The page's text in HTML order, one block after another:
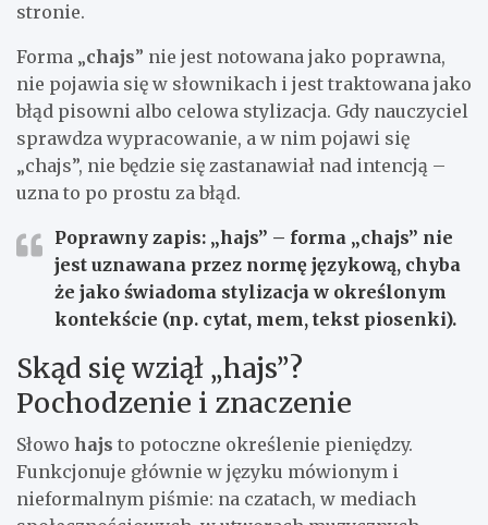
stronie.
Forma „chajs” nie jest notowana jako poprawna,
nie pojawia się w słownikach i jest traktowana jako
błąd pisowni albo celowa stylizacja. Gdy nauczyciel
sprawdza wypracowanie, a w nim pojawi się
„chajs”, nie będzie się zastanawiał nad intencją –
uzna to po prostu za błąd.
Poprawny zapis: „hajs” – forma „chajs” nie
jest uznawana przez normę językową, chyba
że jako świadoma stylizacja w określonym
kontekście (np. cytat, mem, tekst piosenki).
Skąd się wziął „hajs”?
Pochodzenie i znaczenie
Słowo hajs to potoczne określenie pieniędzy.
Funkcjonuje głównie w języku mówionym i
nieformalnym piśmie: na czatach, w mediach